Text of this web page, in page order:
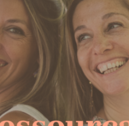
Retraite holistique et créative